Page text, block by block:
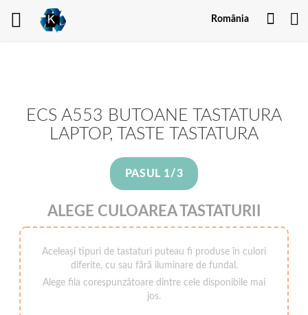
România
meu
ECS A553 BUTOANE TASTATURA
LAPTOP, TASTE TASTATURA
PASUL 1/3
ALEGE CULOAREA TASTATURII
Aceleași tipuri de tastaturi puteau fi produse în culori
diferite, cu sau fără iluminare de fundal.
Alege fila corespunzătoare dintre cele disponibile mai
jos.